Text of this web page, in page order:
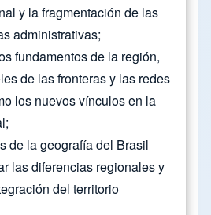
y la fragmentación de las
administrativas;
fundamentos de la región,
de las fronteras y las redes
los nuevos vínculos en la
de la geografía del Brasil
las diferencias regionales y
del territorio